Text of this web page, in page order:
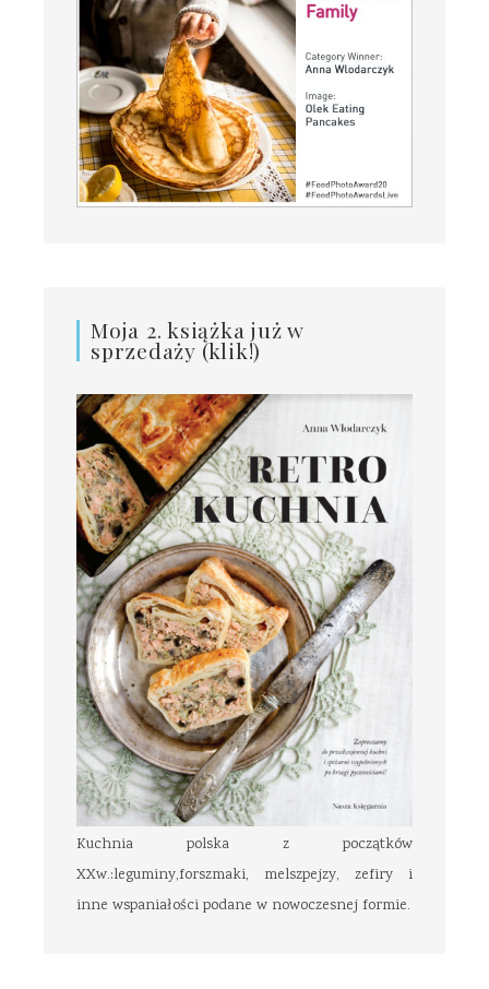
Moja 2. książka już w
sprzedaży (klik!)
Kuchnia polska z początków
XXw.:leguminy,forszmaki, melszpejzy, zefiry i
inne wspaniałości podane w nowoczesnej formie.